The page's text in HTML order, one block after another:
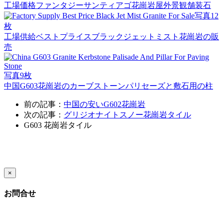
工場価格ファンタジーサンティアゴ花崗岩屋外景観舗装石
写真12
枚
工場供給ベストプライスブラックジェットミスト花崗岩の販
売
写真9枚
中国G603花崗岩のカーブストーンパリセーズと敷石用の柱
前の記事： 中国の安いG602花崗岩
次の記事： グリジオナイトスノー花崗岩タイル
G603 花崗岩タイル
×
お問合せ